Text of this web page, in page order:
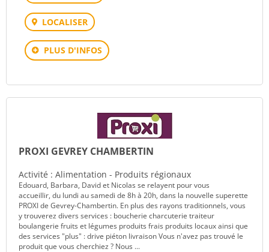
LOCALISER
PLUS D'INFOS
PROXI GEVREY CHAMBERTIN
Activité : Alimentation - Produits régionaux
Edouard, Barbara, David et Nicolas se relayent pour vous
accueillir, du lundi au samedi de 8h à 20h, dans la nouvelle superette
PROXI de Gevrey-Chambertin. En plus des rayons traditionnels, vous
y trouverez divers services : boucherie charcuterie traiteur
boulangerie fruits et légumes produits frais produits locaux ainsi que
des services "plus" : drive piéton livraison Vous n'avez pas trouvé le
produit que vous cherchiez ? Nous ...